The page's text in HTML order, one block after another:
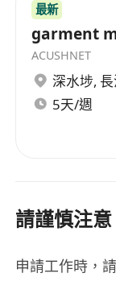
最新
garment
ACUSHNET
深水埗,
5天/週
請謹慎注意
申請工作時，